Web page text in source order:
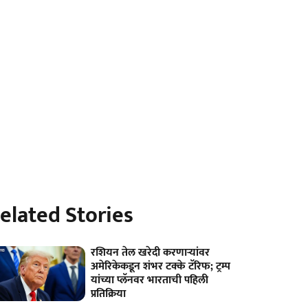
Stories
रशियन तेल खरेदी करणाऱ्यांवर
अमेरिकेकडून शंभर टक्के टॅरिफ; ट्रम्प
यांच्या प्लॅनवर भारताची पहिली
प्रतिक्रिया